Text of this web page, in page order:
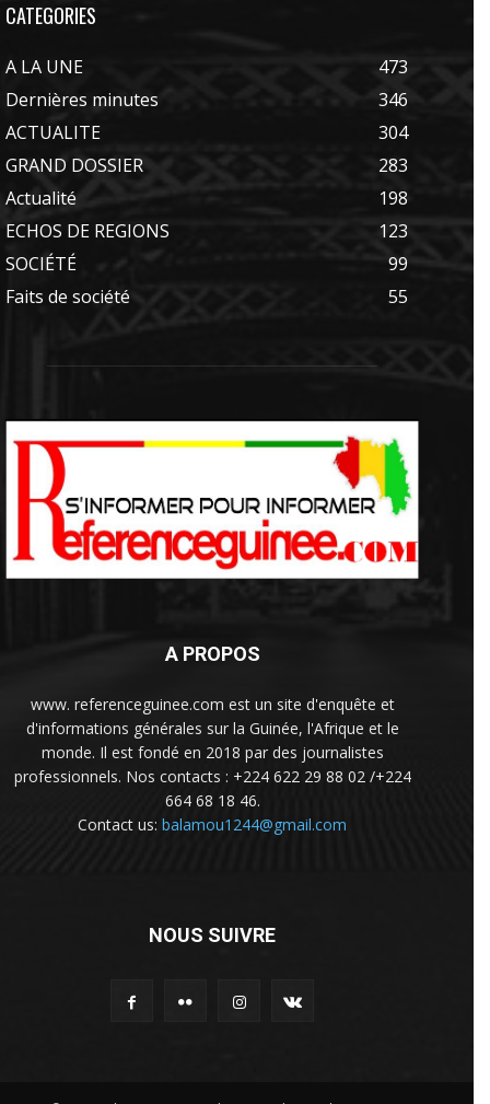
CATEGORIES
A LA UNE
473
Dernières minutes
346
ACTUALITE
304
GRAND DOSSIER
283
Actualité
198
ECHOS DE REGIONS
123
SOCIÉTÉ
99
Faits de société
55
A PROPOS
www. referenceguinee.com est un site d'enquête et
d'informations générales sur la Guinée, l'Afrique et le
monde. Il est fondé en 2018 par des journalistes
professionnels. Nos contacts : +224 622 29 88 02 /+224
664 68 18 46.
Contact us: balamou1244@gmail.com
NOUS SUIVRE